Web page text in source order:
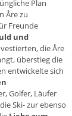
Plan
Åre zu
Freunde
und
die Åre
überstieg die
entwickelte sich
Golfer, Läufer
Ski- zur ebenso